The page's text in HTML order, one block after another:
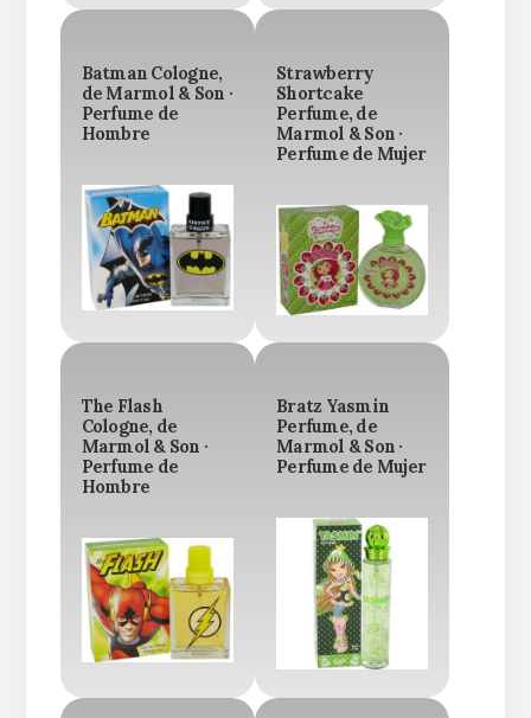
Batman Cologne,
de Marmol & Son ·
Perfume de
Hombre
Strawberry
Shortcake
Perfume, de
Marmol & Son ·
Perfume de Mujer
The Flash
Cologne, de
Marmol & Son ·
Perfume de
Hombre
Bratz Yasmin
Perfume, de
Marmol & Son ·
Perfume de Mujer